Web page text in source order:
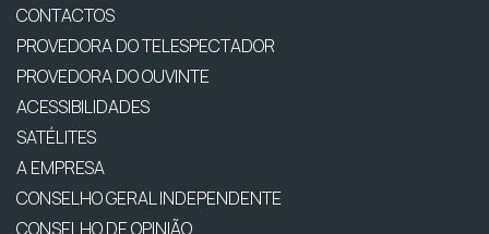
CONTACTOS
PROVEDORA DO TELESPECTADOR
PROVEDORA DO OUVINTE
ACESSIBILIDADES
SATÉLITES
A EMPRESA
CONSELHO GERAL INDEPENDENTE
CONSELHO DE OPINIÃO